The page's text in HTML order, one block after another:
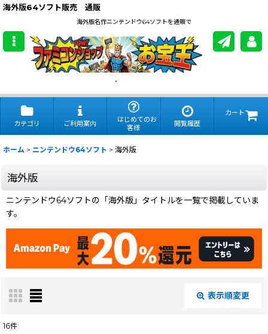
海外版64ソフト販売 通販
海外版名作ニンテンドウ64ソフトを通販で
.
カテゴリ ご利用案内
はじめてのお
客様
閲覧履歴
カート
ホーム > ニンテンドウ64ソフト > 海外版
海外版
ニンテンドウ64ソフトの「海外版」タイトルを一覧で掲載していま
す。
表示順変更
16件